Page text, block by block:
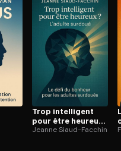
Trop intelligent
pour être heureux
? L’adulte surdoué
Jeanne Siaud-Facchin